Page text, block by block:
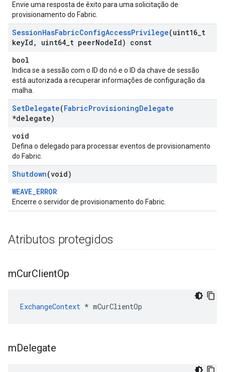
Envie uma resposta de êxito para uma solicitação de
provisionamento do Fabric.
SessionHasFabricConfigAccessPrivilege(uint16 t
keyId , uint64 t peerNodeId) const
bool
Indica se a sessão com o ID do nó e o ID da chave de sessão
está autorizada a recuperar informações de configuração da
malha.
SetDelegate(FabricProvisioningDelegate
*delegate)
void
Defina o delegado para processar eventos de provisionamento
do Fabric.
Shutdown(void)
WEAVE_ERROR
Encerre o servidor de provisionamento do Fabric.
Atributos protegidos
mCurClientOp
ExchangeContext * mCurClientOp
mDelegate